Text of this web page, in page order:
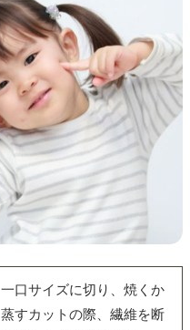
一口サイズに切り、焼くか
蒸すカットの際、繊維を断